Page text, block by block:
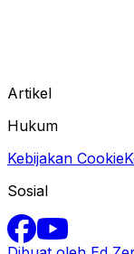
Artikel
Hukum
Kebijakan Cookie
Sosial